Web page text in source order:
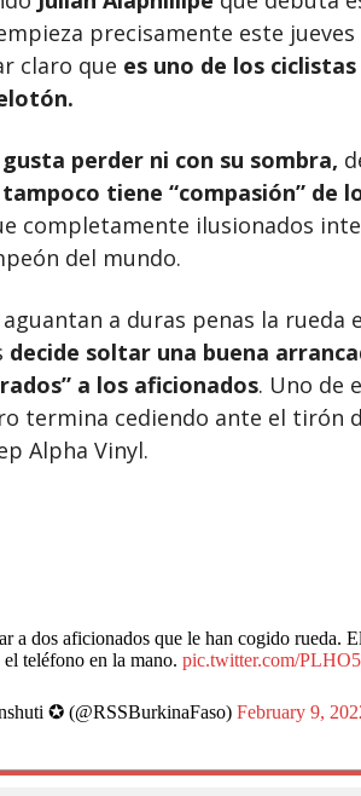
precisamente este jueves
claro que es uno de los
perder ni con su sombra,
tampoco tiene “compasión” de
completamente ilusionados
del mundo.
a duras penas la rueda
decide soltar una buena
a los aficionados. Uno de
termina cediendo ante el tirón
Alpha Vinyl.
a dos aficionados que le han cogido rueda.
teléfono en la mano. pic.twitter.com/
✪ (@RSSBurkinaFaso) February 9,